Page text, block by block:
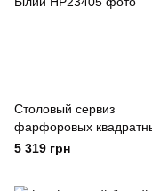
Столовый сервиз
фарфоровых
тарелок на 6 персон 24
5 319 грн